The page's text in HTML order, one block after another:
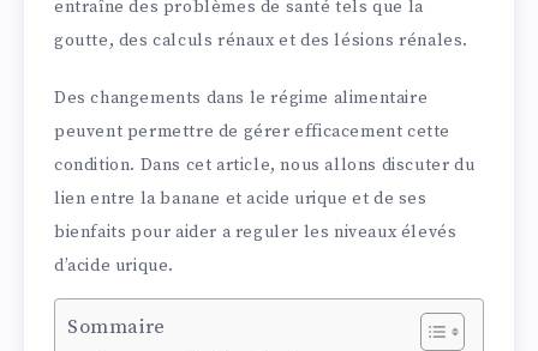
entraîne des problèmes de santé tels que la
goutte, des calculs rénaux et des lésions rénales.
Des changements dans le régime alimentaire
peuvent permettre de gérer efficacement cette
condition. Dans cet article, nous allons discuter du
lien entre la banane et acide urique et de ses
bienfaits pour aider a reguler les niveaux élevés
d’acide urique.
Sommaire